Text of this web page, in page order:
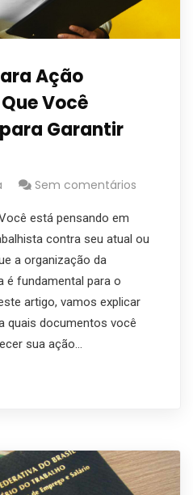
Ação
Você
Garantir
Sem comentários
está pensando em
contra seu atual ou
a organização da
é fundamental para o
artigo, vamos explicar
quais documentos você
sua ação…